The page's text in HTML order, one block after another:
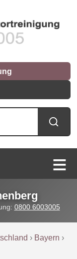
0800 6003005
› Bayern ›